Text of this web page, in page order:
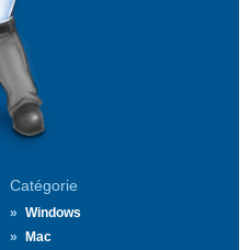
Catégorie
Windows
Mac